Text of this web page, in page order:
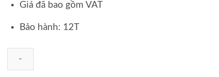
Giá đã bao gồm VAT
Bảo hành: 12T